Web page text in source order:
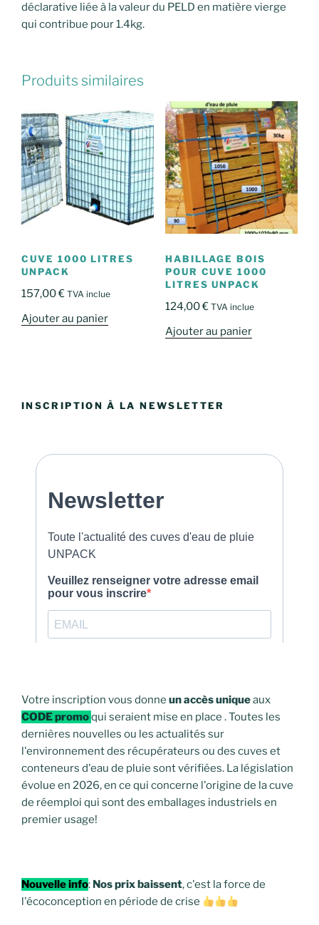
déclarative liée à la valeur du PELD en matière vierge
qui contribue pour 1.4kg.
Produits similaires
CUVE 1000 LITRES
UNPACK
157,00€ TVA inclue
Ajouter au panier
HABILLAGE BOIS
POUR CUVE 1000
LITRES UNPACK
124,00€ TVA inclue
Ajouter au panier
INSCRIPTION À LA NEWSLETTER
Votre inscription vous donne un accès uniqueaux
CODE promoqui seraient mise en place . Toutes les
dernières nouvelles ou les actualités sur
l'environnement des récupérateurs ou des cuves et
conteneurs d'eau de pluie sont vérifiées. La législation
évolue en 2026, en ce qui concerne l'origine de la cuve
de réemploi qui sont des emballages industriels en
premier usage!
Nouvelle info: Nos prix baissent, c'est la force de
l'écoconception en période de crise